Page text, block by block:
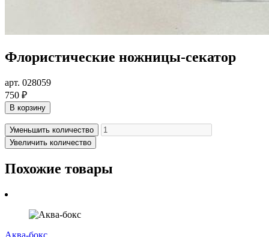
Флористические ножницы-секатор
арт. 028059
750 ₽
В корзину
Уменьшить количество
Увеличить количество
Похожие товары
Аква-бокс